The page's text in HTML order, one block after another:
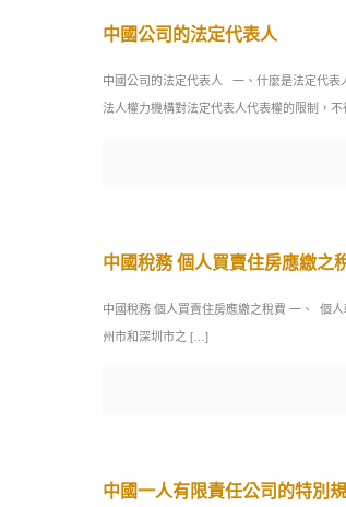
中國公司的法定代表人
中國公司的法定代表人 一、什麼是法定代表
法人權力機構對法定代表人代表權的限制，
中國稅務 個人買賣住房應繳之
中國稅務 個人買賣住房應繳之稅費 一、 個
州市和深圳市之 […]
中國一人有限責任公司的特別